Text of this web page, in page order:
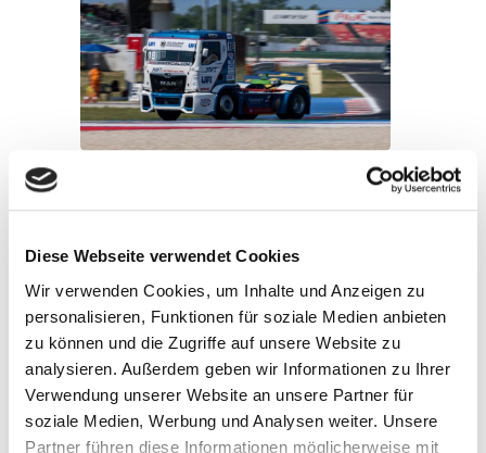
Diese Webseite verwendet Cookies
Wir verwenden Cookies, um Inhalte und Anzeigen zu
personalisieren, Funktionen für soziale Medien anbieten
zu können und die Zugriffe auf unsere Website zu
analysieren. Außerdem geben wir Informationen zu Ihrer
Verwendung unserer Website an unsere Partner für
soziale Medien, Werbung und Analysen weiter. Unsere
Partner führen diese Informationen möglicherweise mit
Newell für die Goodyear FIA European
Die UFI-Gruppe veröffentlicht ihren